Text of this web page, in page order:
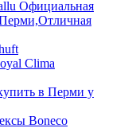
Официальная
Clima
в Перми у
Boneсo